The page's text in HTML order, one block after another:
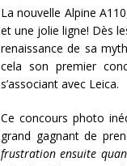
La nouvelle Alpine
et une jolie ligne! Dès
renaissance de sa
cela son premier
s’associant avec Leica.
Ce concours photo
grand gagnant de
frustration ensuite